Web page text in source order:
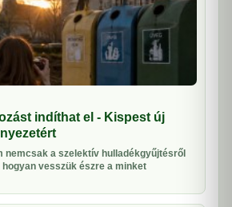
indíthat el - Kispest új
nemcsak a szelektív hulladékgyűjtésről
vesszük észre a minket